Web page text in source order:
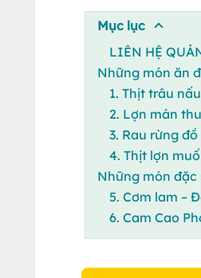
Mục lục
LIÊN HỆ
Những món ăn
1. Thịt trâu
2. Lợn mán
3. Rau rừng đồ
4. Thịt lợn
Những món đặc
5. Cơm lam –
6. Cam Cao